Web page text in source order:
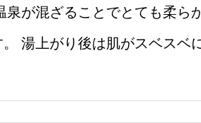
が混ざることでとても柔
湯上がり後は肌がスベス